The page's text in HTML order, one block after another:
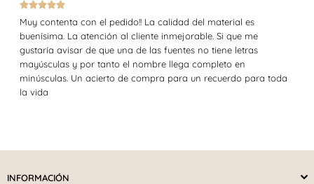
Muy contenta con el pedido!! La calidad del material es
buenísima. La atención al cliente inmejorable. Si que me
gustaría avisar de que una de las fuentes no tiene letras
mayúsculas y por tanto el nombre llega completo en
minúsculas. Un acierto de compra para un recuerdo para toda
la vida
INFORMACIÓN